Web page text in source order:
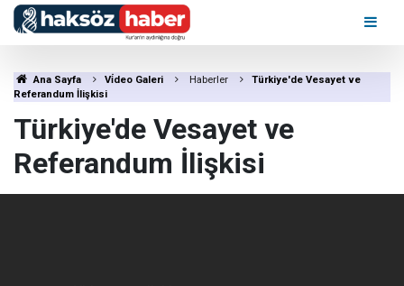
Ana Sayfa Vi̇deo Galeri Haberler
Türkiye'de Vesayet ve
Referandum İlişkisi
Türkiye'de Vesayet ve
Referandum İlişkisi